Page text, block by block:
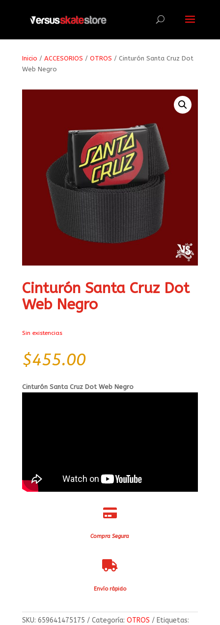
Inicio / ACCESORIOS / OTROS / Cinturón Santa Cruz Dot
Web Negro
Cinturón Santa Cruz Dot
Web Negro
Sin existencias
$455.00
Cinturón Santa Cruz Dot Web Negro

Compra Segura

Envío rápido
SKU: 659641475175 Categoría: OTROS
Etiquetas: